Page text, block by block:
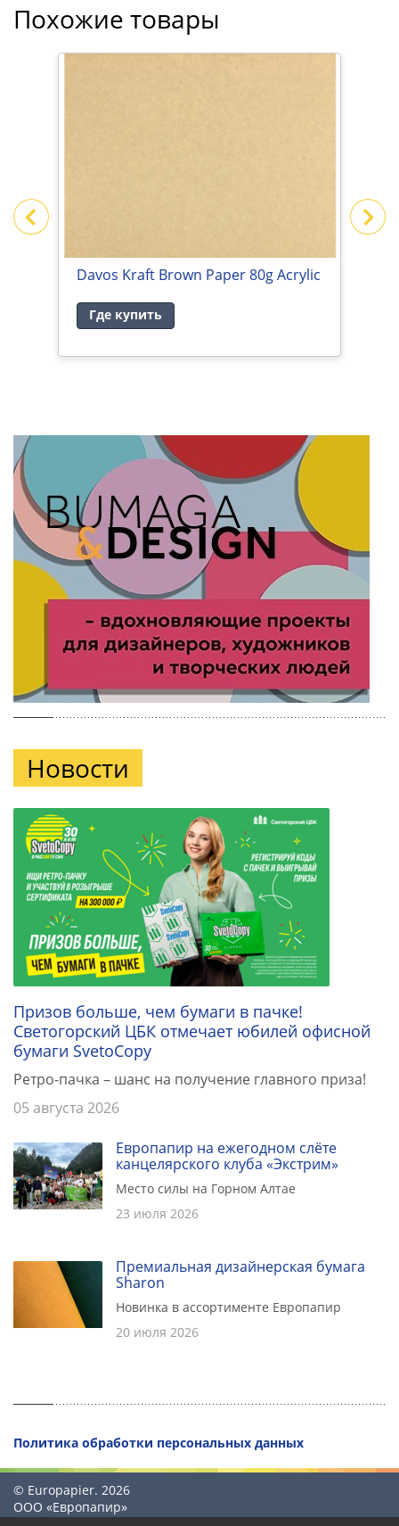
Похожие товары
Davos Kraft Brown Paper 80g Acrylic
Где купить
Новости
Призов больше, чем бумаги в пачке!
Светогорский ЦБК отмечает юбилей офисной
бумаги SvetoCopy
Ретро-пачка – шанс на получение главного приза!
05 августа 2026
Европапир на ежегодном слёте
канцелярского клуба «Экстрим»
Место силы на Горном Алтае
23 июля 2026
Премиальная дизайнерская бумага
Sharon
Новинка в ассортименте Европапир
20 июля 2026
Политика обработки персональных данных
© Europapier. 2026
ООО «Европапир»